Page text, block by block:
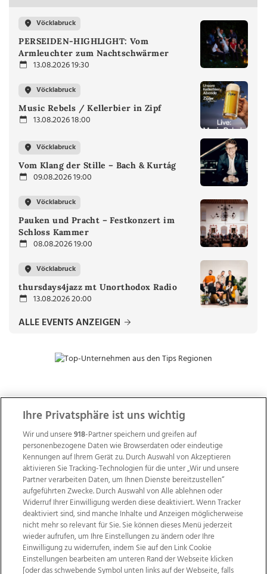
Vöcklabruck
PERSEIDEN-HIGHLIGHT: Vom
Armleuchter zum Nachtschwärmer
13.08.2026 19:30
Vöcklabruck
Music Rebels / Kellerbier in Zipf
13.08.2026 18:00
Vöcklabruck
Vom Klang der Stille – Bach & Kurtág
09.08.2026 19:00
Vöcklabruck
Pauken und Pracht – Festkonzert im
Schloss Kammer
08.08.2026 19:00
Vöcklabruck
thursdays4jazz mt Unorthodox Radio
13.08.2026 20:00
ALLE EVENTS ANZEIGEN
ZUR NACHRICHTENÜBERSICHT
Wir über uns Mediadaten Kontakt
Jobs
Ihre Privatsphäre ist uns wichtig
Wir und unsere918-Partner speichern und greifen auf
personenbezogene Daten wie Browserdaten oder eindeutige
Kennungen auf Ihrem Gerät zu. Durch Auswahl von Akzeptieren
aktivieren Sie Tracking-Technologien für die unter „Wir und unsere
Partner verarbeiten Daten, um Ihnen Dienste bereitzustellen“
aufgeführten Zwecke. Durch Auswahl von Alle ablehnen oder
Widerruf Ihrer Einwilligung werden diese deaktiviert. Wenn Tracker
deaktiviert sind, sind manche Inhalte und Anzeigen möglicherweise
nicht mehr so relevant für Sie. Sie können dieses Menü jederzeit
wieder aufrufen, um Ihre Einstellungen zu ändern oder Ihre
Einwilligung zu widerrufen, indem Sie auf den Link Cookie
Einstellungen bearbeiten am unteren Rand der Webseite klicken
[oder das schwebende Symbol unten links auf der Webseite, falls